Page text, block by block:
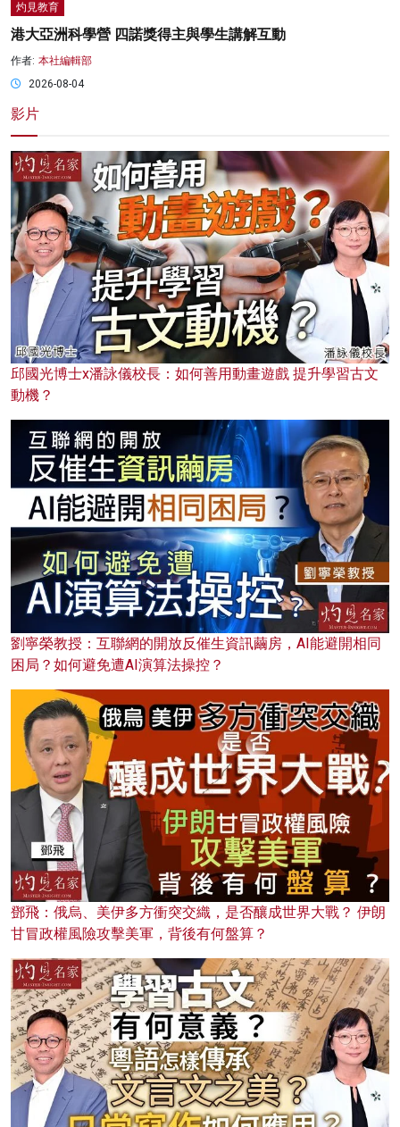
灼見教育
港大亞洲科學營 四諾獎得主與學生講解互動
作者: 本社編輯部
2026-08-04
影片
邱國光博士x潘詠儀校長：如何善用動畫遊戲 提升學習古文
動機？
劉寧榮教授：互聯網的開放反催生資訊繭房，AI能避開相同
困局？如何避免遭AI演算法操控？
鄧飛：俄烏、美伊多方衝突交織，是否釀成世界大戰？ 伊朗
甘冒政權風險攻擊美軍，背後有何盤算？